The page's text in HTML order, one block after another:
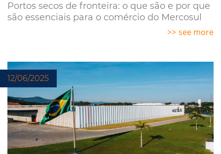
Portos secos de fronteira: o que são e por que
são essenciais para o comércio do Mercosul
see more
12/06/2025